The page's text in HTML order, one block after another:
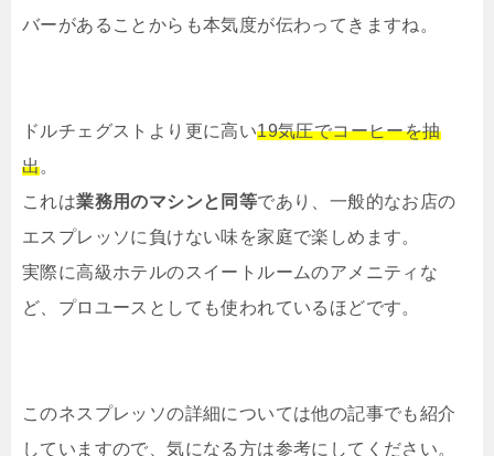
バーがあることからも本気度が伝わってきますね。
ドルチェグストより更に高い19気圧でコーヒーを抽
出。
これは業務用のマシンと同等であり、一般的なお店の
エスプレッソに負けない味を家庭で楽しめます。
実際に高級ホテルのスイートルームのアメニティな
ど、プロユースとしても使われているほどです。
このネスプレッソの詳細については他の記事でも紹介
していますので、気になる方は参考にしてください。